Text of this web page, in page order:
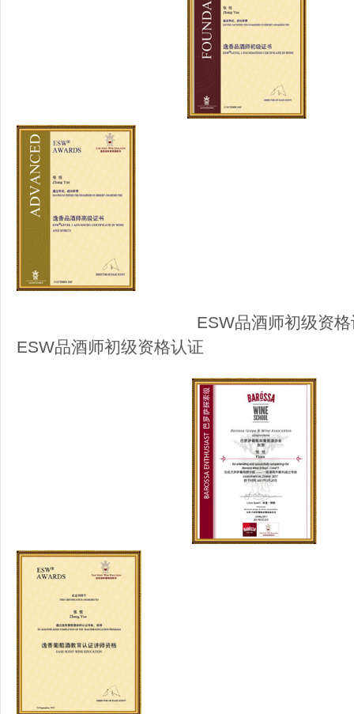
ESW品酒师初
ESW品酒师初级资格认证